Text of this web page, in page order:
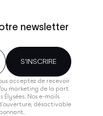
newsletter
S'INSCRIRE
acceptez de recevoir
marketing de la part
Élysées. Nos e-mails
désactivable